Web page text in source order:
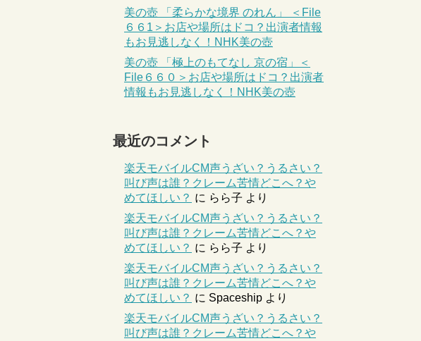
美の壺 「柔らかな境界 のれん」 ＜File
６６1＞お店や場所はドコ？出演者情報
もお見逃しなく！NHK美の壺
美の壺 「極上のもてなし 京の宿」＜
File６６０＞お店や場所はドコ？出演者
情報もお見逃しなく！NHK美の壺
最近のコメント
楽天モバイルCM声うざい？うるさい？
叫び声は誰？クレーム苦情どこへ？や
めてほしい？ に らら子 より
楽天モバイルCM声うざい？うるさい？
叫び声は誰？クレーム苦情どこへ？や
めてほしい？ に らら子 より
楽天モバイルCM声うざい？うるさい？
叫び声は誰？クレーム苦情どこへ？や
めてほしい？ に Spaceship より
楽天モバイルCM声うざい？うるさい？
叫び声は誰？クレーム苦情どこへ？や